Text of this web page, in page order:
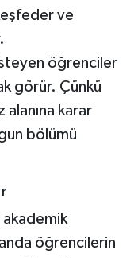
ve
öğrenciler
görür. Çünkü
alanına karar
bölümü
akademik
öğrencilerin